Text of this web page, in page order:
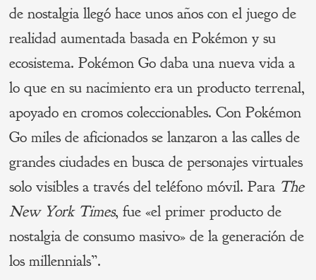
de nostalgia llegó hace unos años con el juego de
realidad aumentada basada en Pokémon y su
ecosistema. Pokémon Go daba una nueva vida a
lo que en su nacimiento era un producto terrenal,
apoyado en cromos coleccionables. Con Pokémon
Go miles de aficionados se lanzaron a las calles de
grandes ciudades en busca de personajes virtuales
solo visibles a través del teléfono móvil. Para The
New York Times, fue «el primer producto de
nostalgia de consumo masivo» de la generación de
los millennials”.